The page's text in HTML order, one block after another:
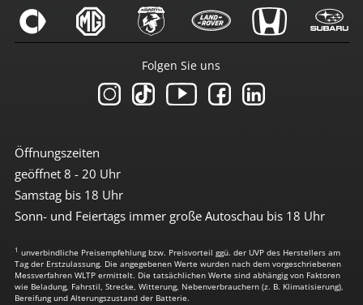
Öffnungszeiten
geöffnet 8 - 20 Uhr
Samstag bis 18 Uhr
Sonn- und Feiertags immer große Autoschau bis 18 Uhr
Folgen Sie uns
1 unverbindliche Preisempfehlung bzw. Preisvorteil ggü. der UVP des Herstellers am
Tag der Erstzulassung. Die angegebenen Werte wurden nach dem vorgeschriebenen
Messverfahren WLTP ermittelt. Die tatsächlichen Werte sind abhängig von Faktoren
wie Beladung, Fahrstil, Strecke, Witterung, Nebenverbrauchern (z. B. Klimatisierung),
Bereifung und Alterungszustand der Batterie.